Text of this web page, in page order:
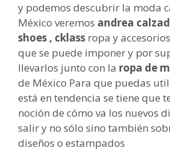
y podemos descubrir la moda
México veremos andrea
shoes , cklass ropa y
que se puede imponer y por
llevarlos junto con la ropa de
de México Para que puedas
está en tendencia se tiene que
noción de cómo va los nuevos
salir y no sólo sino también
diseños o estampados